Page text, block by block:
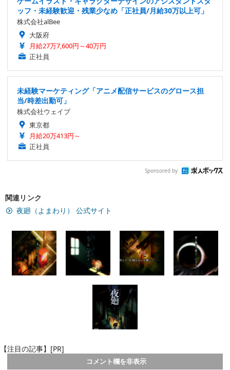
ッフ・未経験歓迎・残業少なめ「正社員/月給30万以上可」
株式会社alBee
大阪府
月給27万7,600円～40万円
正社員
未経験マーケティング「アニメ配信サービスのグロース担
当/時差出勤可」
株式会社ウェイブ
東京都
月給20万413円～
正社員
Sponsored by
関連リンク
夜廻（よまわり） 公式サイト
【注目の記事】[PR]
コメント欄を非表示